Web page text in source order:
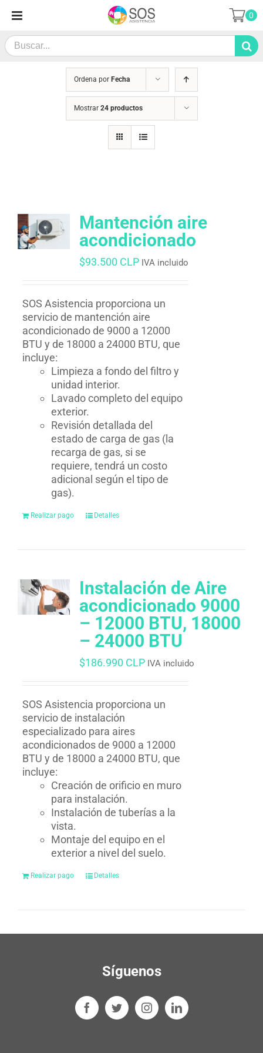
contenido
Search
for:
0
Ordena por Fecha
Mostrar 24 productos
Mantención aire
acondicionado
$93.500 CLP IVA incluido
SOS Asistencia proporciona un
servicio de mantención aire
acondicionado de 9000 a 12000
BTU y de 18000 a 24000 BTU, que
incluye:
Limpieza a fondo del filtro y
unidad interior.
Lavado completo del equipo
exterior.
Revisión detallada del
estado de carga de gas (la
recarga de gas, si se
requiere, tendrá un costo
adicional según el tipo de
gas).
Realizar pago Detalles
Instalación de Aire
acondicionado 9000
– 12000 BTU, 18000
– 24000 BTU
$186.990 CLP IVA incluido
SOS Asistencia proporciona un
servicio de instalación
especializado para aires
acondicionados de 9000 a 12000
BTU y de 18000 a 24000 BTU, que
incluye:
Creación de orificio en muro
para instalación.
Instalación de tuberías a la
vista.
Montaje del equipo en el
exterior a nivel del suelo.
Realizar pago Detalles
Síguenos